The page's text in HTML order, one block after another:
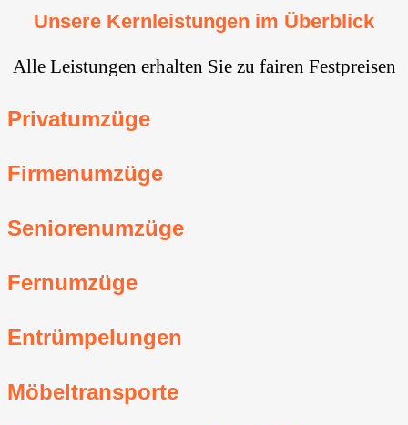
Unsere Kernleistungen im Überblick
Alle Leistungen erhalten Sie zu fairen Festpreisen
Privatumzüge
Firmenumzüge
Seniorenumzüge
Fernumzüge
Entrümpelungen
Möbeltransporte